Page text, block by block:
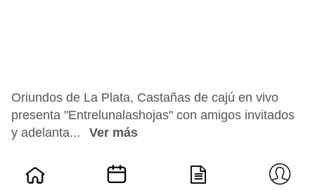
Oriundos de La Plata, Castañas de cajú en vivo
presenta "Entrelunalashojas" con amigos invitados
y adelanta...
Ver más